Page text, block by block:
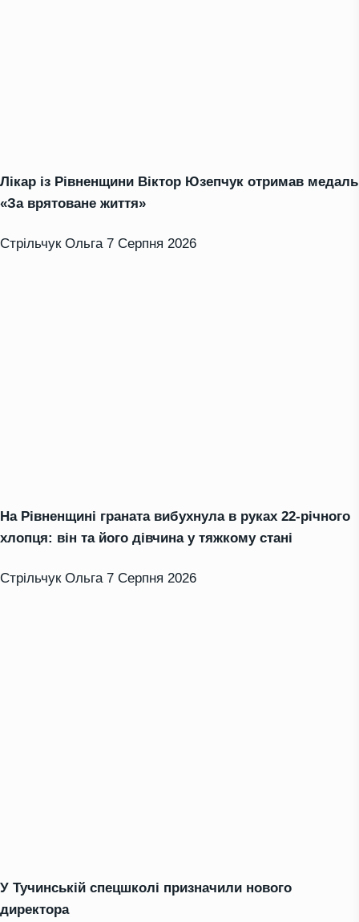
Лікар із Рівненщини Віктор Юзепчук отримав медаль
«За врятоване життя»
Стрільчук Ольга 7 Серпня 2026
На Рівненщині граната вибухнула в руках 22-річного
хлопця: він та його дівчина у тяжкому стані
Стрільчук Ольга 7 Серпня 2026
У Тучинській спецшколі призначили нового
директора